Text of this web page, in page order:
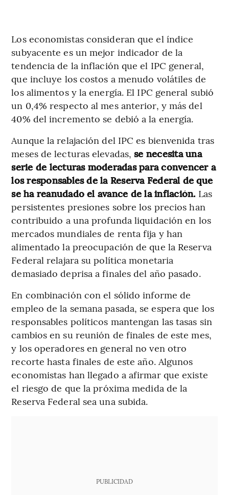
Los economistas consideran que el índice
subyacente es un mejor indicador de la
tendencia de la inflación que el IPC general,
que incluye los costos a menudo volátiles de
los alimentos y la energía. El IPC general subió
un 0,4% respecto al mes anterior, y más del
40% del incremento se debió a la energía.
Aunque la relajación del IPC es bienvenida tras
meses de lecturas elevadas,se necesita una
serie de lecturas moderadas para convencer a
los responsables de la Reserva Federal de que
se ha reanudado el avance de la inflación. Las
persistentes presiones sobre los precios han
contribuido a una profunda liquidación en los
mercados mundiales de renta fija y han
alimentado la preocupación de que la Reserva
Federal relajara su política monetaria
demasiado deprisa a finales del año pasado.
En combinación con el sólido informe de
empleo de la semana pasada, se espera que los
responsables políticos mantengan las tasas sin
cambios en su reunión de finales de este mes,
y los operadores en general no ven otro
recorte hasta finales de este año. Algunos
economistas han llegado a afirmar que existe
el riesgo de que la próxima medida de la
Reserva Federal sea una subida.
PUBLICIDAD